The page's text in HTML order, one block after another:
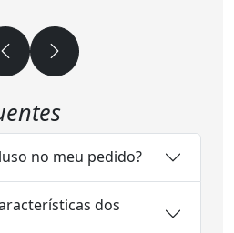
no meu pedido?
dos